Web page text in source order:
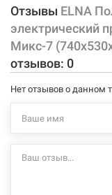
Характеристики и
товара могут
внесенные
не несет.
Отзывы ELNA
электрический
Микс-7
отзывов: 0
Нет отзывов о данном